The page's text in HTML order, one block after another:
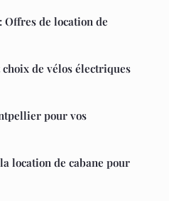
de location de
de vélos électriques
pour vos
location de cabane pour